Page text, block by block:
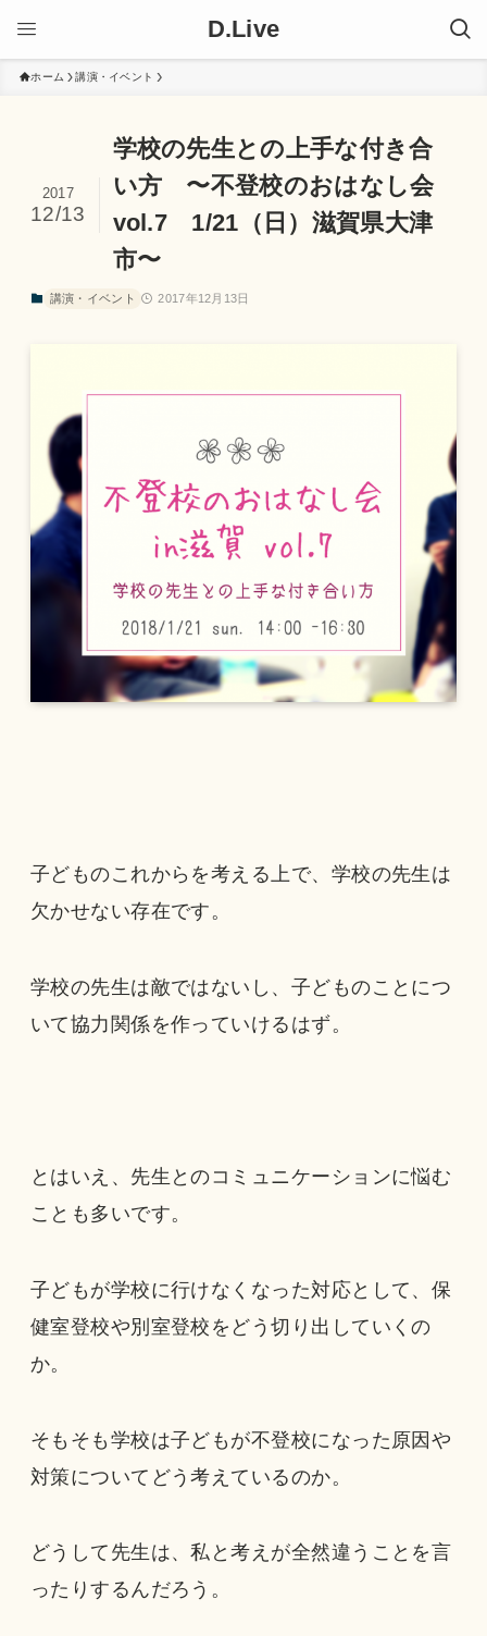
D.Live
ホーム 講演・イベント
学校の先生との上手な付き合
い方 〜不登校のおはなし会
vol.7 1/21（日）滋賀県大津
市〜
2017
12/13
講演・イベント 2017年12月13日
子どものこれからを考える上で、学校の先生は
欠かせない存在です。
学校の先生は敵ではないし、子どものことにつ
いて協力関係を作っていけるはず。
とはいえ、先生とのコミュニケーションに悩む
ことも多いです。
子どもが学校に行けなくなった対応として、保
健室登校や別室登校をどう切り出していくの
か。
そもそも学校は子どもが不登校になった原因や
対策についてどう考えているのか。
どうして先生は、私と考えが全然違うことを言
ったりするんだろう。